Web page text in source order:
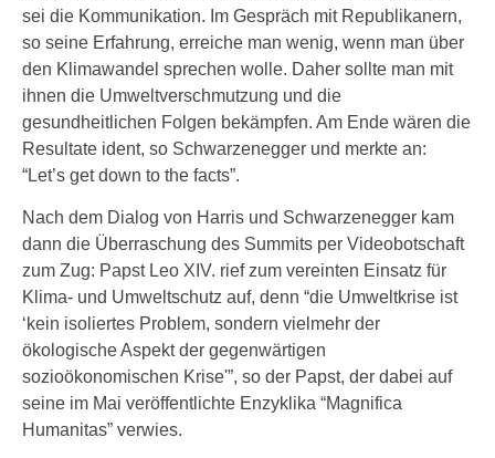
sei die Kommunikation. Im Gespräch mit Republikanern,
so seine Erfahrung, erreiche man wenig, wenn man über
den Klimawandel sprechen wolle. Daher sollte man mit
ihnen die Umweltverschmutzung und die
gesundheitlichen Folgen bekämpfen. Am Ende wären die
Resultate ident, so Schwarzenegger und merkte an:
“Let’s get down to the facts”.
Nach dem Dialog von Harris und Schwarzenegger kam
dann die Überraschung des Summits per Videobotschaft
zum Zug: Papst Leo XIV. rief zum vereinten Einsatz für
Klima- und Umweltschutz auf, denn “die Umweltkrise ist
‘kein isoliertes Problem, sondern vielmehr der
ökologische Aspekt der gegenwärtigen
sozioökonomischen Krise'”, so der Papst, der dabei auf
seine im Mai veröffentlichte Enzyklika “Magnifica
Humanitas” verwies.